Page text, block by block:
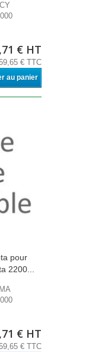
€ HT
€ TTC
au panier
pour
2200...
€ HT
€ TTC